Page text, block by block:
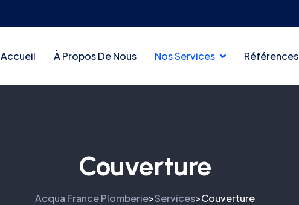
Accueil À Propos De Nous Nos Services Références
Couverture
Acqua France Plomberie>Services>Couverture